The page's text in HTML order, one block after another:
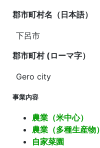
郡市町村名（日本語）
下呂市
郡市町村 (ローマ字）
Gero city
事業内容
農業（米中心）
農業（多種生産物）
自家菜園